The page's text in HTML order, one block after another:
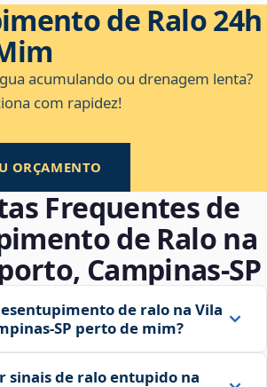
de Ralo 24h
acumulando ou drenagem lenta?
com rapidez!
ORÇAMENTO
Frequentes de
de Ralo na
Campinas‑SP
de ralo na Vila
perto de mim?
sinais de ralo entupido na